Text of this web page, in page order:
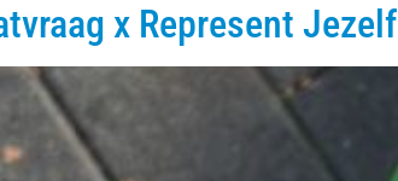
x Represent Jezelf